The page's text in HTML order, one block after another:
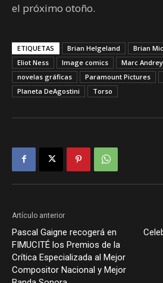
el próximo otoño.
ETIQUETAS Brian Helgeland Brian
Eliot Ness
Image comics Marc
novelas gráficas
Paramount Pictures
Planeta DeAgostini
Torso
Artículo anterior
Pascal Gaigne recogerá en
FIMUCITÉ los Premios de la
Crítica Especializada al Mejor
Compositor Nacional y Mejor